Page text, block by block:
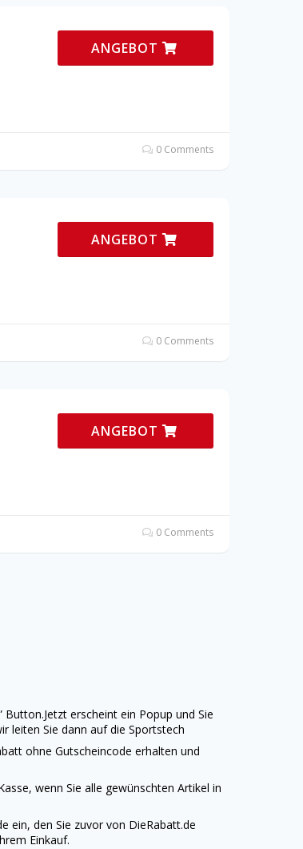
ANGEBOT
0 Comments
ANGEBOT
0 Comments
ANGEBOT
0 Comments
erscheint ein Popup und Sie
leiten Sie dann auf dieSportstech
ohne Gutscheincode erhalten und
wenn Sie alle gewünschten Artikel in
ein, den Sie zuvor von DieRabatt.de
Einkauf.